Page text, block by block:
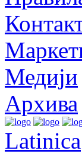
Медији
Архива
Latinica